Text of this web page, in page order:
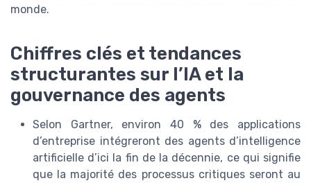
monde.
Chiffres clés et tendances
structurantes sur l’IA et la
gouvernance des agents
Selon Gartner, environ 40 % des applications
d’entreprise intégreront des agents d’intelligence
artificielle d’ici la fin de la décennie, ce qui signifie
que la majorité des processus critiques seront au